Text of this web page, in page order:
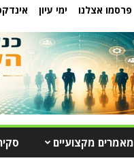
פרסמו אצלנו ימי עיון
מאמרים מקצועיים